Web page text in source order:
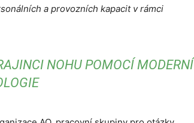
a provozních kapacit v rámci
NOHU POMOCÍ MODERNÍ